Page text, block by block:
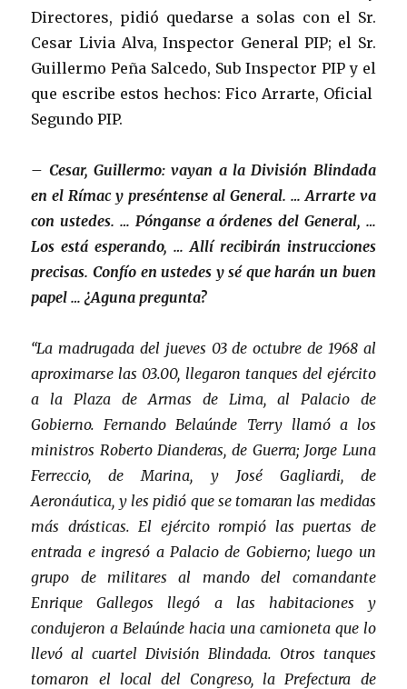
Directores, pidió quedarse a solas con el Sr.
Cesar Livia Alva, Inspector General PIP; el Sr.
Guillermo Peña Salcedo, Sub Inspector PIP y el
que escribe estos hechos: Fico Arrarte, Oficial
Segundo PIP.
– Cesar, Guillermo: vayan a la División Blindada
en el Rímac y preséntense al General. … Arrarte va
con ustedes. … Pónganse a órdenes del General, …
Los está esperando, … Allí recibirán instrucciones
precisas. Confío en ustedes y sé que harán un buen
papel … ¿Aguna pregunta?
“La madrugada del jueves 03 de octubre de 1968 al
aproximarse las 03.00, llegaron tanques del ejército
a la Plaza de Armas de Lima, al Palacio de
Gobierno. Fernando Belaúnde Terry llamó a los
ministros Roberto Dianderas, de Guerra; Jorge Luna
Ferreccio, de Marina, y José Gagliardi, de
Aeronáutica, y les pidió que se tomaran las medidas
más drásticas. El ejército rompió las puertas de
entrada e ingresó a Palacio de Gobierno; luego un
grupo de militares al mando del comandante
Enrique Gallegos llegó a las habitaciones y
condujeron a Belaúnde hacia una camioneta que lo
llevó al cuartel División Blindada. Otros tanques
tomaron el local del Congreso, la Prefectura de